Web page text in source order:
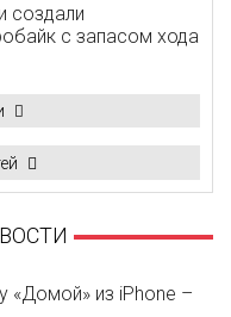
создали
с запасом хода
«Домой» из iPhone –